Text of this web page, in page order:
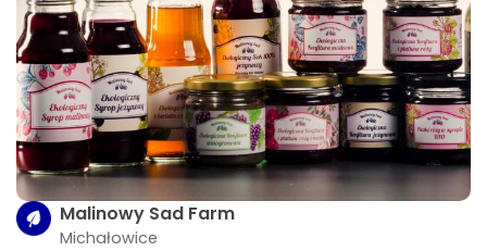
Malinowy Sad Farm
Michałowice